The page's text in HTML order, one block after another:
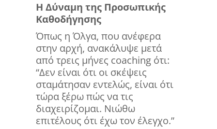
Η Δύναμη της Προσωπικής
Καθοδήγησης
Όπως η Όλγα, που ανέφερα
στην αρχή, ανακάλυψε μετά
από τρεις μήνες coaching ότι:
“Δεν είναι ότι οι σκέψεις
σταμάτησαν εντελώς, είναι ότι
τώρα ξέρω πώς να τις
διαχειρίζομαι. Νιώθω
επιτέλους ότι έχω τον έλεγχο.”